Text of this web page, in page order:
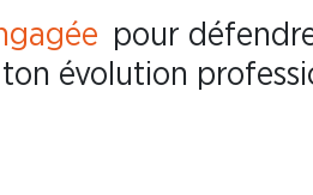
pour
évolution